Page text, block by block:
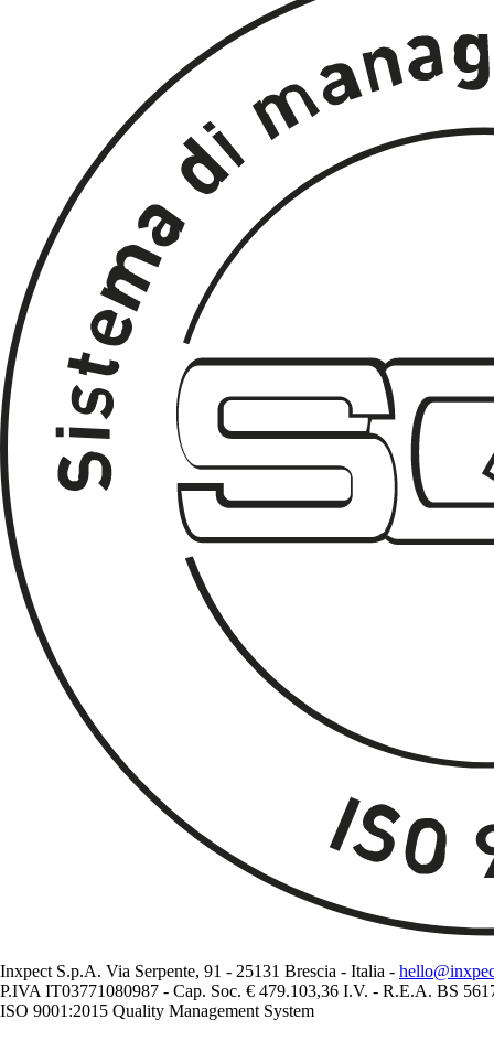
Inxpect S.p.A. Via Serpente, 91 - 25131 Brescia - Italia -
P.IVA IT03771080987 - Cap. Soc. € 479.103,36 I.V. - R.E.A. BS
ISO 9001:2015 Quality Management System